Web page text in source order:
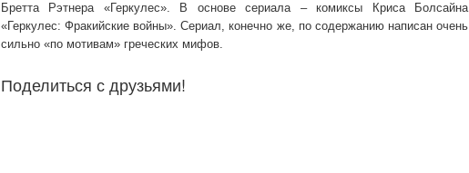
Бретта Рэтнера «Геркулес». В основе сериала – комиксы Криса Болсайна
«Геркулес: Фракийские войны». Сериал, конечно же, по содержанию написан очень
сильно «по мотивам» греческих мифов.
Поделиться с друзьями!